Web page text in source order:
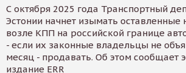
С октября 2025 года Транспортный
Эстонии начнет изымать оставленные
возле КПП на российской границе
- если их законные владельцы не
месяц - продавать. Об этом сообщает
издание ERR